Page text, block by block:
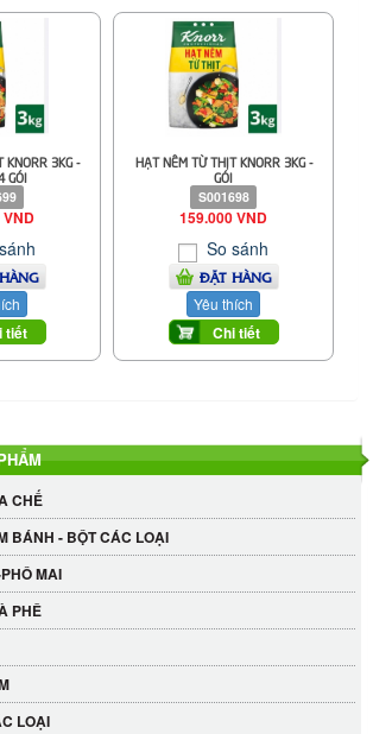
KNORR 3KG -
GÓI
tiết
HẠT NÊM TỪ THỊT KNORR 3KG -
GÓI
S001698
159.000 VND
So sánh
ĐẶT HÀNG
Yêu thích
Chi tiết
CHẾ
BÁNH - BỘT CÁC LOẠI
MAI
PHÊ
LOẠI